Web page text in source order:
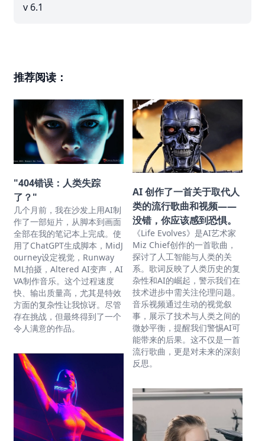
v 6.1
推荐阅读：
"404错误：人类失踪
了？"
几个月前，我在沙发上用AI制
作了一部短片，从脚本到画面
全部在我的笔记本上完成。使
用了ChatGPT生成脚本，MidJ
ourney设定视觉，Runway
ML拍摄，Altered AI变声，AI
VA制作音乐。这个过程速度
快、输出质量高，尤其是特效
方面的复杂性让我惊讶。尽管
存在挑战，但最终得到了一个
令人满意的作品。
AI 创作了一首关于取代人
类的流行歌曲和视频——
没错，你应该感到恐惧。
《Life Evolves》是AI艺术家
Miz Chief创作的一首歌曲，
探讨了人工智能与人类的关
系。歌词反映了人类历史的复
杂性和AI的崛起，警示我们在
技术进步中需关注伦理问题。
音乐视频通过生动的视觉叙
事，展示了技术与人类之间的
微妙平衡，提醒我们警惕AI可
能带来的后果。这不仅是一首
流行歌曲，更是对未来的深刻
反思。